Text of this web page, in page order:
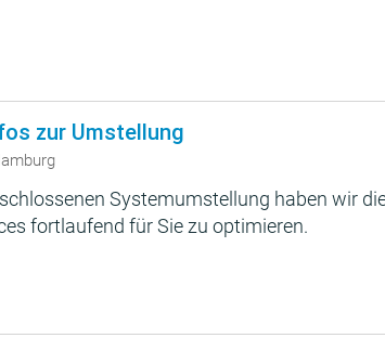
zur Umstellung
Systemumstellung haben wir
fortlaufend für Sie zu optimieren.